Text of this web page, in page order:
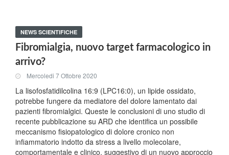
NEWS SCIENTIFICHE
Fibromialgia, nuovo target farmacologico in
arrivo?
Mercoledi 7 Ottobre 2020
La lisofosfatidilcolina 16:9 (LPC16:0), un lipide ossidato,
potrebbe fungere da mediatore del dolore lamentato dai
pazienti fibromialgici. Queste le conclusioni di uno studio di
recente pubblicazione su ARD che identifica un possibile
meccanismo fisiopatologico di dolore cronico non
infiammatorio indotto da stress a livello molecolare,
comportamentale e clinico, suggestivo di un nuovo approccio